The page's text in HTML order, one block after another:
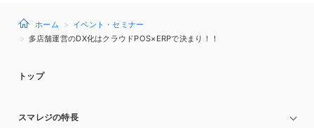
ホーム
イベント・セミナー
多店舗運営のDX化はクラウドPOS×ERPで決まり！！
トップ
スマレジの特長